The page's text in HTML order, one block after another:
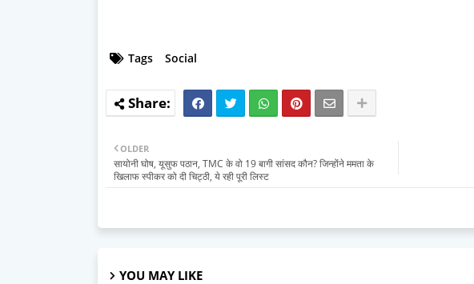
Tags Social
OLDER
सायोनी घोष, यूसुफ पठान, TMC के वो 19 बागी सांसद कौन? जिन्होंने ममता के
खिलाफ स्पीकर को दी चिट्ठी, ये रही पूरी लिस्ट
YOU MAY LIKE